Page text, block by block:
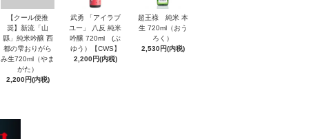
【クール便推
奨】新流「山
縣」純米吟醸 西
都の雫おりがら
み生720ml（やま
がた）
2,200円(内税)
武勇 「アイラブ
ユー」 八反 純米
吟醸 720ml (ぶ
ゆう）【CWS】
2,200円(内税)
超王祿 純米 本
生 720ml（おう
ろく）
2,530円(内税)